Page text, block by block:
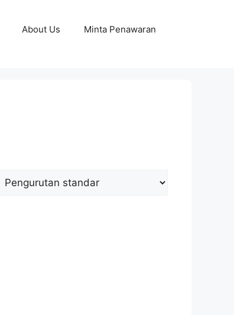
About Us Minta Penawaran